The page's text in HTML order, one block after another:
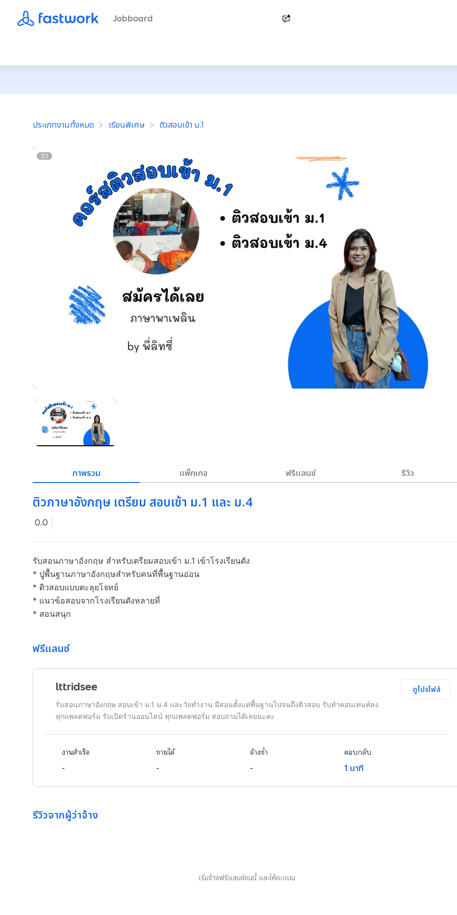
Jobboard
ประเภทงานทั้งหมด เรียนพิเศษ ติวสอบเข้า ม.1
1/1
ภาพรวม แพ็กเกจ ฟรีแลนซ์ รีวิว
ติวภาษาอังกฤษ เตรียม สอบเข้า ม.1 และ ม.4
0.0
รับสอนภาษาอังกฤษ สำหรับเตรียมสอบเข้า ม.1 เข้าโรงเรียนดัง
* ปูพื้นฐานภาษาอังกฤษสำหรับคนที่พื้นฐานอ่อน
* ติวสอบแบบตะลุยโจทย์
* แนวข้อสอบจากโรงเรียนดังหลายที่
* สอนสนุก
ฟรีแลนซ์
lttridsee
รับสอนภาษาอังกฤษ สอบเข้า ม.1 ม.4 และวัยทำงาน มีสอนตั้งแต่พื้นฐานไปจนถึงติวสอบ รับทำคอนเทนท์ลง
ทุกแพลตฟอร์ม รับเปิดร้านออนไลน์ ทุกแพลตฟอร์ม สอบถามได้เลยนะคะ
ดูโปรไฟล์
งานสำเร็จ
-
ขายได้
-
จ้างซ้ำ
-
ตอบกลับ
1 นาที
รีวิวจากผู้ว่าจ้าง
เริ่มจ้างฟรีแลนซ์คนนี้ และให้คะแนน